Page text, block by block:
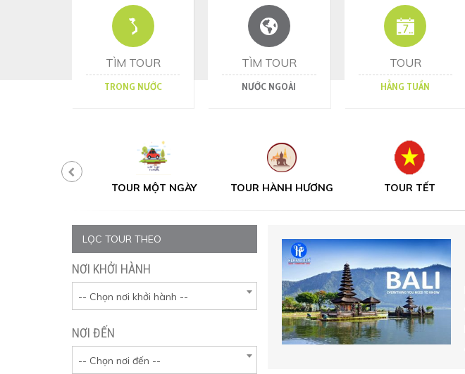
TÌM TOUR
TRONG NƯỚC
TÌM TOUR
NƯỚC NGOÀI
TOUR
HẰNG TUẦN
TOUR HÀNH HƯƠNG TOUR TẾT TOUR MỚI
LỌC TOUR THEO
NƠI KHỞI HÀNH
-- Chọn nơi khởi hành --
NƠI ĐẾN
-- Chọn nơi đến --